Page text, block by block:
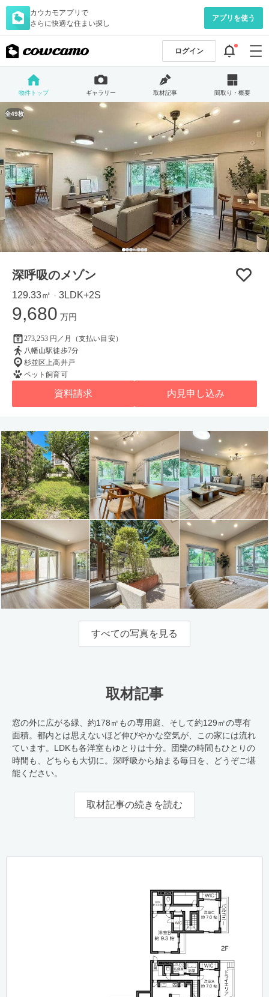
カウカモアプリで
さらに快適な住まい探し
アプリを使う
ログイン
物件トップ ギャラリー 取材記事 間取り・概要
全49枚
深呼吸のメゾン
129.33㎡ ・ 3LDK+2S
9,680 万円
273,253 円／月（支払い目安）
八幡山駅徒歩7分
杉並区上高井戸
ペット飼育可
資料請求 内見申し込み
すべての写真を見る
取材記事
窓の外に広がる緑、約178㎡もの専用庭、そして約129㎡の専有
面積。都内とは思えないほど伸びやかな空気が、この家には流れ
ています。LDKも各洋室もゆとりは十分。団欒の時間もひとりの
時間も、どちらも大切に。深呼吸から始まる毎日を、どうぞご堪
能ください。
取材記事の続きを読む